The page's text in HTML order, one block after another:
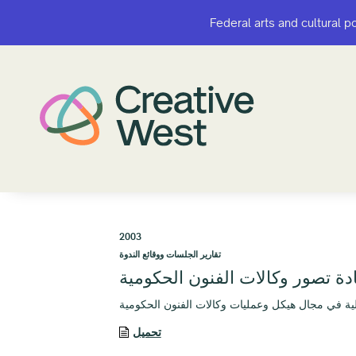
Federal arts and cultural
Federal arts and cultural
2003
تقارير الجلسات ووقائع الندوة
تصور وكالات الفنون الحكومية
تحميل